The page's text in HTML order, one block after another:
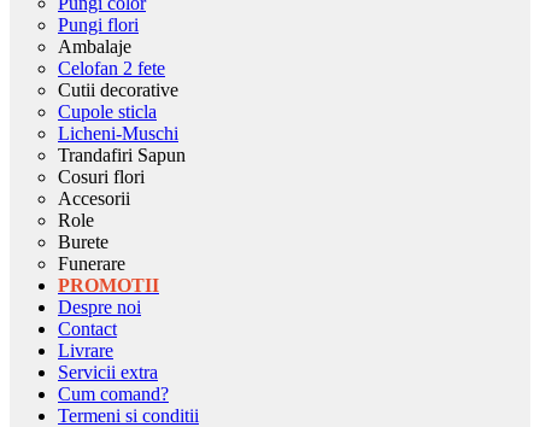
Pungi flori
Ambalaje
Celofan 2 fete
Cutii decorative
Cupole sticla
Licheni-Muschi
Trandafiri Sapun
Cosuri flori
Accesorii
Role
Burete
Funerare
PROMOTII
Despre noi
Contact
Livrare
Servicii extra
Cum comand?
Termeni si conditii